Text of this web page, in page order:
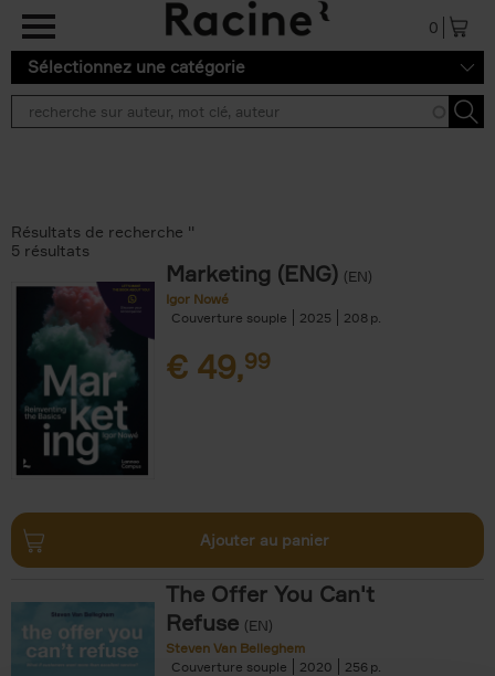
Aller au contenu principal
0
Sélectionnez une catégorie
Résultats de recherche ''
5 résultats
Marketing (ENG) (EN)
Igor Nowé
Couverture souple
2025 208
€ 49,99
Ajouter au panier
The Offer You Can't
Refuse (EN)
Steven Van Belleghem
Couverture souple
2020 256